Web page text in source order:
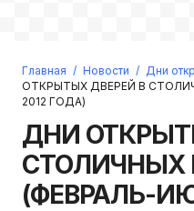
Главная / Новости / Дни
ОТКРЫТЫХ ДВЕРЕЙ В
2012 ГОДА)
ДНИ
СТОЛИЧНЫХ
(ФЕВРАЛЬ-